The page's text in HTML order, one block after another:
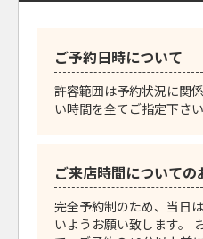
ご予約日時について
許容範囲は予約状況に関
い時間を全てご指定下さい
ご来店時間についての
完全予約制のため、当日
いようお願い致します。